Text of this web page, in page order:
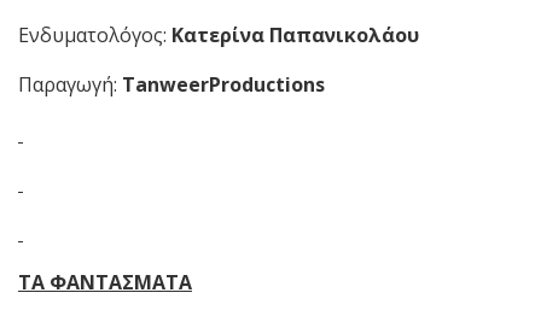
Ενδυματολόγος: Κατερίνα Παπανικολάου
Παραγωγή: TanweerProductions
ΤΑ ΦΑΝΤΑΣΜΑΤΑ